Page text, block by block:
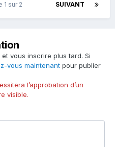
SUIVANT
1 sur 2
vous inscrire plus tard. Si
vous maintenant pour publier
l’approbation d’un
visible.